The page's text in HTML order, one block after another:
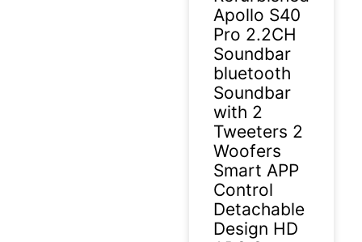
Apollo S40
Pro 2.2CH
Soundbar
bluetooth
Soundbar
with 2
Tweeters 2
Woofers
Smart APP
Control
Detachable
Design HD